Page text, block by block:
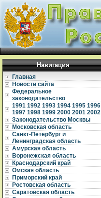
Навигация
Главная
Новости сайта
Федеральное
законодательство
1991 1992 1993 1994 1995 1996
1997 1998 1999 2000 2001 2002
Законодательство Москвы
Московская область
Санкт-Петербург и
Ленинградская область
Амурская область
Воронежская область
Краснодарский край
Омская область
Приморский край
Ростовская область
Саратовская область